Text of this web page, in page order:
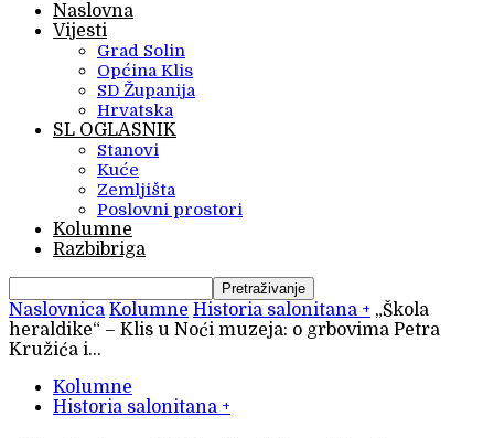
Naslovna
Vijesti
Grad Solin
Općina Klis
SD Županija
Hrvatska
SL OGLASNIK
Stanovi
Kuće
Zemljišta
Poslovni prostori
Kolumne
Razbibriga
Naslovnica Kolumne Historia salonitana + „Škola
heraldike“ – Klis u Noći muzeja: o grbovima Petra
Kružića i...
Kolumne
Historia salonitana +